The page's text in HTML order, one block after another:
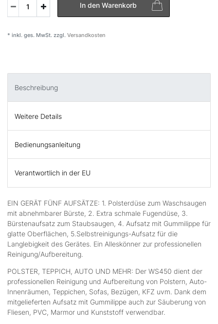
In den Warenkorb
* inkl. ges. MwSt. zzgl. Versandkosten
Beschreibung
Weitere Details
Bedienungsanleitung
Verantwortlich in der EU
EIN GERÄT FÜNF AUFSÄTZE: 1. Polsterdüse zum Waschsaugen
mit abnehmbarer Bürste, 2. Extra schmale Fugendüse, 3.
Bürstenaufsatz zum Staubsaugen, 4. Aufsatz mit Gummilippe für
glatte Oberflächen, 5.Selbstreinigungs-Aufsatz für die
Langlebigkeit des Gerätes. Ein Alleskönner zur professionellen
Reinigung/Aufbereitung.
POLSTER, TEPPICH, AUTO UND MEHR: Der WS450 dient der
professionellen Reinigung und Aufbereitung von Polstern, Auto-
Innenräumen, Teppichen, Sofas, Bezügen, KFZ uvm. Dank dem
mitgelieferten Aufsatz mit Gummilippe auch zur Säuberung von
Fliesen, PVC, Marmor und Kunststoff verwendbar.